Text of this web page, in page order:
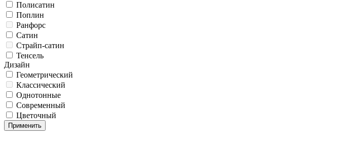
Полисатин
Поплин
Ранфорс
Сатин
Страйп-сатин
Тенсель
Дизайн
Геометрический
Классический
Однотонные
Современный
Цветочный
Применить